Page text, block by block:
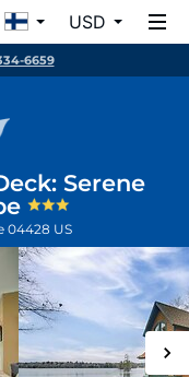
USD
6659
Serene
04428 US